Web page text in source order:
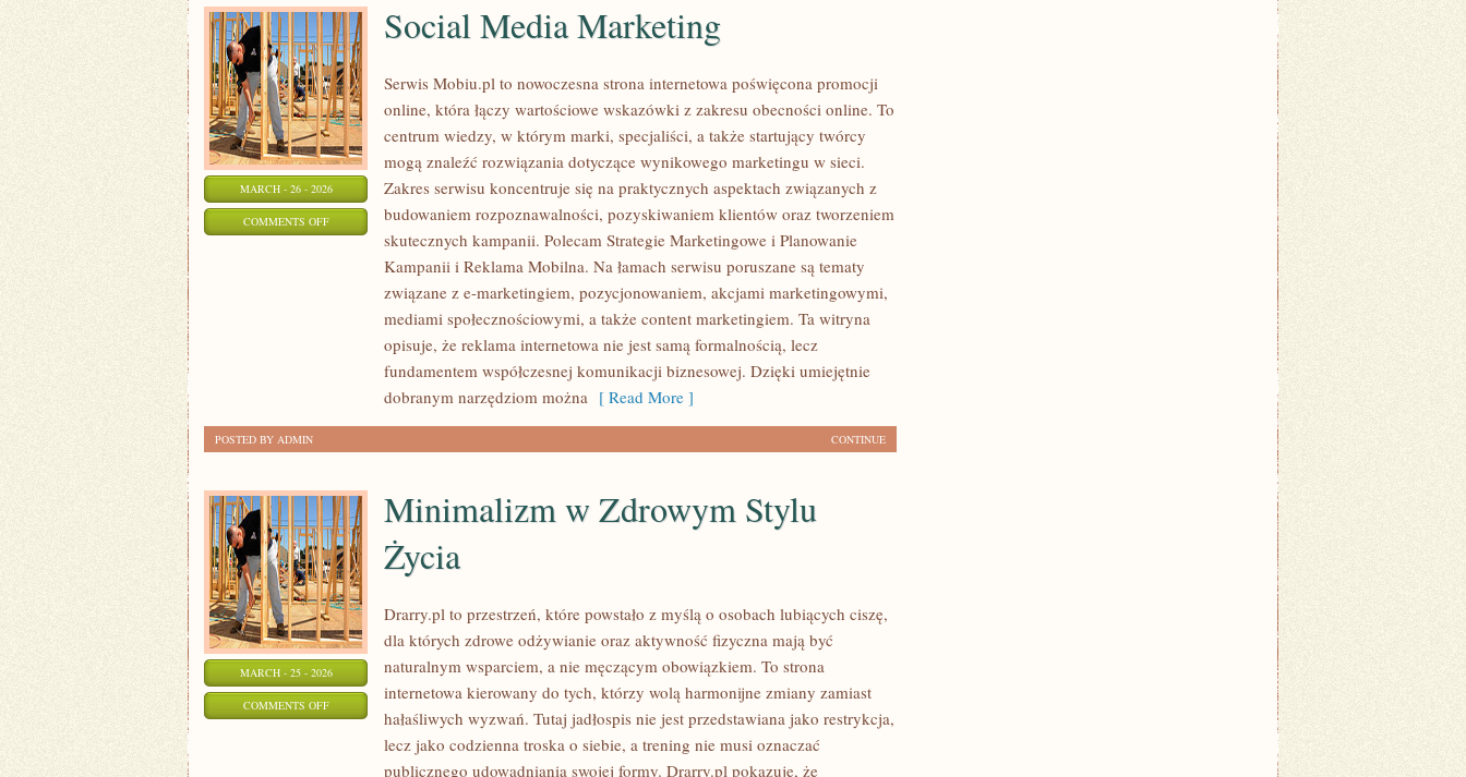
MARCH - 26 - 2026
COMMENTS OFFON
MARKETING
Social Media Marketing
Serwis Mobiu.pl to nowoczesna strona internetowa poświęcona promocji
online, która łączy wartościowe wskazówki z zakresu obecności online. To
centrum wiedzy, w którym marki, specjaliści, a także startujący twórcy
mogą znaleźć rozwiązania dotyczące wynikowego marketingu w sieci.
Zakres serwisu koncentruje się na praktycznych aspektach związanych z
budowaniem rozpoznawalności, pozyskiwaniem klientów oraz tworzeniem
skutecznych kampanii. Polecam Strategie Marketingowe i Planowanie
Kampanii i Reklama Mobilna. Na łamach serwisu poruszane są tematy
związane z e-marketingiem, pozycjonowaniem, akcjami marketingowymi,
mediami społecznościowymi, a także content marketingiem. Ta witryna
opisuje, że reklama internetowa nie jest samą formalnością, lecz
fundamentem współczesnej komunikacji biznesowej. Dzięki umiejętnie
dobranym narzędziom można [ Read More ]
CONTINUE
POSTED BY ADMIN
MARCH - 25 - 2026
COMMENTS OFFON
Minimalizm w Zdrowym Stylu
Życia
Drarry.pl to przestrzeń, które powstało z myślą o osobach lubiących ciszę,
dla których zdrowe odżywianie oraz aktywność fizyczna mają być
naturalnym wsparciem, a nie męczącym obowiązkiem. To strona
internetowa kierowany do tych, którzy wolą harmonijne zmiany zamiast
hałaśliwych wyzwań. Tutaj jadłospis nie jest przedstawiana jako restrykcja,
lecz jako codzienna troska o siebie, a trening nie musi oznaczać
publicznego udowadniania swojej formy. Drarry.pl pokazuje, że